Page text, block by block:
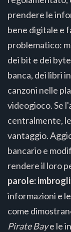
prendere le
bene digitale e
problematico:
dei bit e dei
banca, dei libri
canzoni nelle
videogioco. Se
centralmente,
vantaggio.
bancario e
rendere il loro
parole:
informazioni e
come
Pirate Baye le